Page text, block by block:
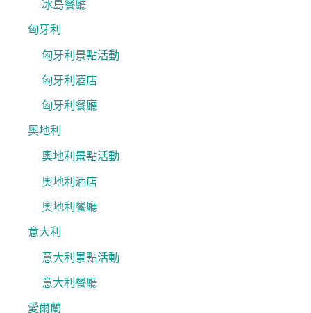
冰島餐廳
匈牙利
匈牙利景點活動
匈牙利酒店
匈牙利餐廳
奧地利
奧地利景點活動
奧地利酒店
奧地利餐廳
意大利
意大利景點活動
意大利餐廳
愛爾蘭